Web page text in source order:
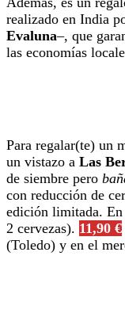
realizado en India
Evaluna–, que
las economías
Para regalar(te) un
un vistazo a Las
de siembre pero
con reducción de
edición limitada. En
2 cervezas). 11,90 €
(Toledo) y en el